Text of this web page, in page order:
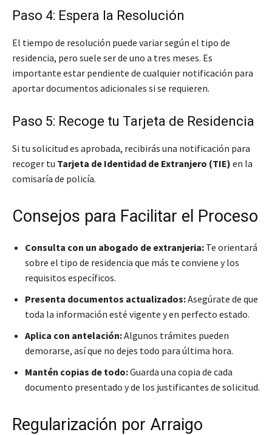
Paso 4: Espera la Resolución
El tiempo de resolución puede variar según el tipo de
residencia, pero suele ser de uno a tres meses. Es
importante estar pendiente de cualquier notificación para
aportar documentos adicionales si se requieren.
Paso 5: Recoge tu Tarjeta de Residencia
Si tu solicitud es aprobada, recibirás una notificación para
recoger tu Tarjeta de Identidad de Extranjero (TIE) en la
comisaría de policía.
Consejos para Facilitar el Proceso
Consulta con un abogado de extranjeria: Te orientará
sobre el tipo de residencia que más te conviene y los
requisitos específicos.
Presenta documentos actualizados:Asegúrate de que
toda la información esté vigente y en perfecto estado.
Aplica con antelación:Algunos trámites pueden
demorarse, así que no dejes todo para última hora.
Mantén copias de todo:Guarda una copia de cada
documento presentado y de los justificantes de solicitud.
Regularización por Arraigo